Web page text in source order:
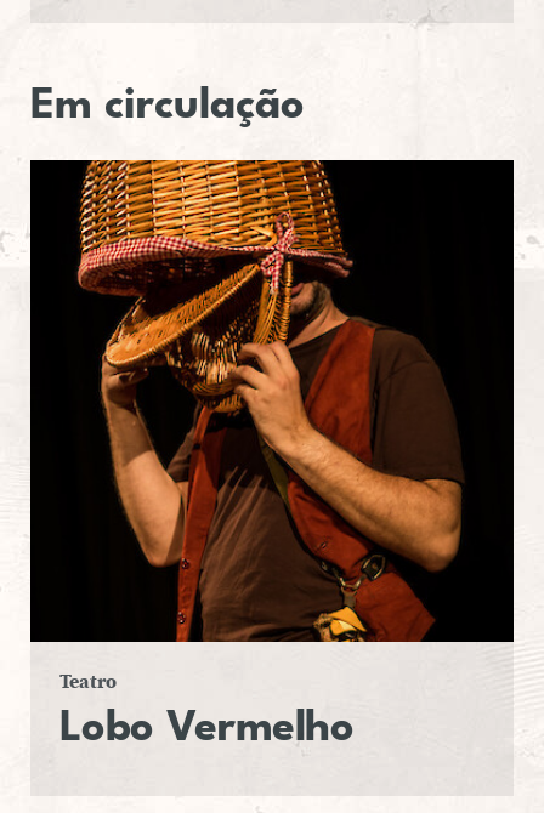
Em cir­cu­la­ção
Teatro
Lobo Ver­me­lho